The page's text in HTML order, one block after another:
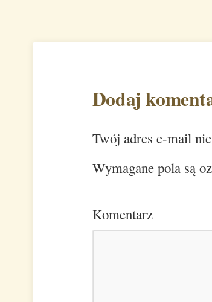
Dodaj
Twój adres e-mail
Wymagane pola są
Komentarz